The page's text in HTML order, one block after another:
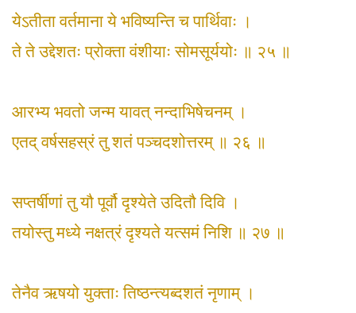
येऽतीता वर्तमाना ये भविष्यन्ति च पार्थिवाः ।
ते ते उद्देशतः प्रोक्ता वंशीयाः सोमसूर्ययोः ॥ २५ ॥
आरभ्य भवतो जन्म यावत् नन्दाभिषेचनम् ।
एतद् वर्षसहस्रं तु शतं पञ्चदशोत्तरम् ॥ २६ ॥
सप्तर्षीणां तु यौ पूर्वौ दृश्येते उदितौ दिवि ।
तयोस्तु मध्ये नक्षत्रं दृश्यते यत्समं निशि ॥ २७ ॥
तेनैव ऋषयो युक्ताः तिष्ठन्त्यब्दशतं नृणाम् ।